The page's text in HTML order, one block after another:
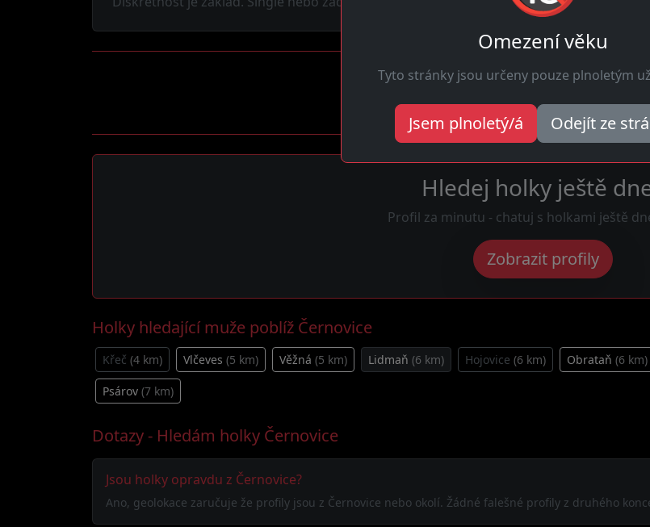
Hledej holky ještě
Profil za minutu - chatuj s holkami ještě
Zobrazit profily
Holky hledající muže poblíž Černovice
Křeč (4 km) Vlčeves (5 km) Věžná (5 km) Lidmaň (6 km) Hojovice (6 km) Obrataň (6 km)
Psárov (7 km)
Dotazy - Hledám holky Černovice
Jsou holky opravdu z Černovice?
Ano, geolokace zaručuje že profily jsou z Černovice nebo okolí. Žádné falešné profily z druhého
Omezení věku
Tyto stránky jsou určeny pouze plnoletým
Jsem plnoletý/á Odejít ze